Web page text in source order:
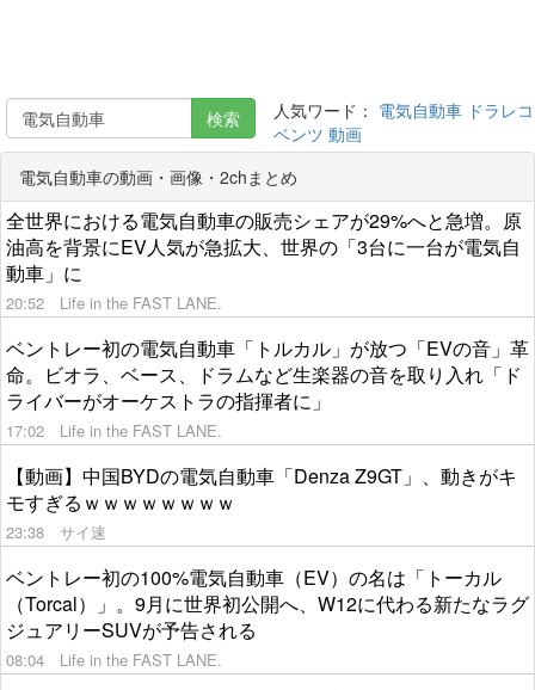
検索 人気ワード： 電気自動車 ドラレコ
ベンツ 動画
電気自動車の動画・画像・2chまとめ
全世界における電気自動車の販売シェアが29%へと急増。原
油高を背景にEV人気が急拡大、世界の「3台に一台が電気自
動車」に
20:52 Life in the FAST LANE.
ベントレー初の電気自動車「トルカル」が放つ「EVの音」革
命。ビオラ、ベース、ドラムなど生楽器の音を取り入れ「ド
ライバーがオーケストラの指揮者に」
17:02 Life in the FAST LANE.
【動画】中国BYDの電気自動車「Denza Z9GT」、動きがキ
モすぎるｗｗｗｗｗｗｗｗ
23:38 サイ速
ベントレー初の100%電気自動車（EV）の名は「トーカル
（Torcal）」。9月に世界初公開へ、W12に代わる新たなラグ
ジュアリーSUVが予告される
08:04 Life in the FAST LANE.